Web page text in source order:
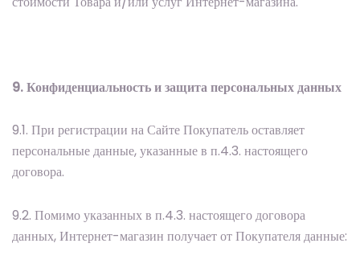
9. Конфиденциальность и защита персональных данных
9.1. При регистрации на Сайте Покупатель оставляет
персональные данные, указанные в п.4.3. настоящего
договора.
9.2. Помимо указанных в п.4.3. настоящего договора
данных, Интернет-магазин получает от Покупателя данные: